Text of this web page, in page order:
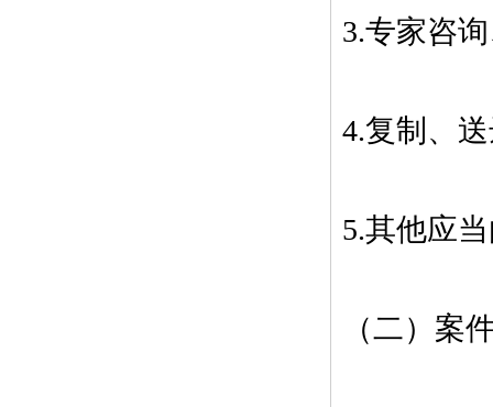
3.专家咨
4.复制、
5.其他应
（二）案